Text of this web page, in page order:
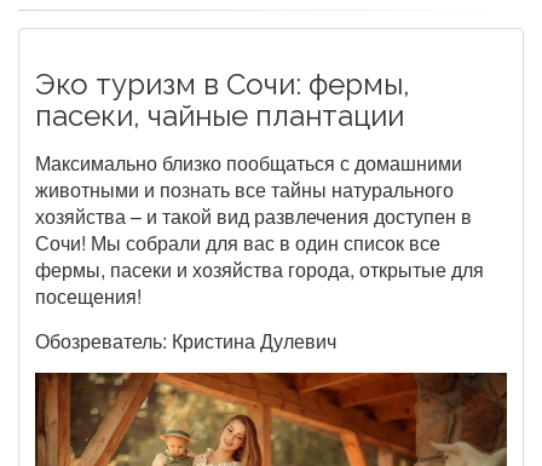
Эко туризм в Сочи: фермы,
пасеки, чайные плантации
Максимально близко пообщаться с домашними
животными и познать все тайны натурального
хозяйства – и такой вид развлечения доступен в
Сочи! Мы собрали для вас в один список все
фермы, пасеки и хозяйства города, открытые для
посещения!
Обозреватель: Кристина Дулевич